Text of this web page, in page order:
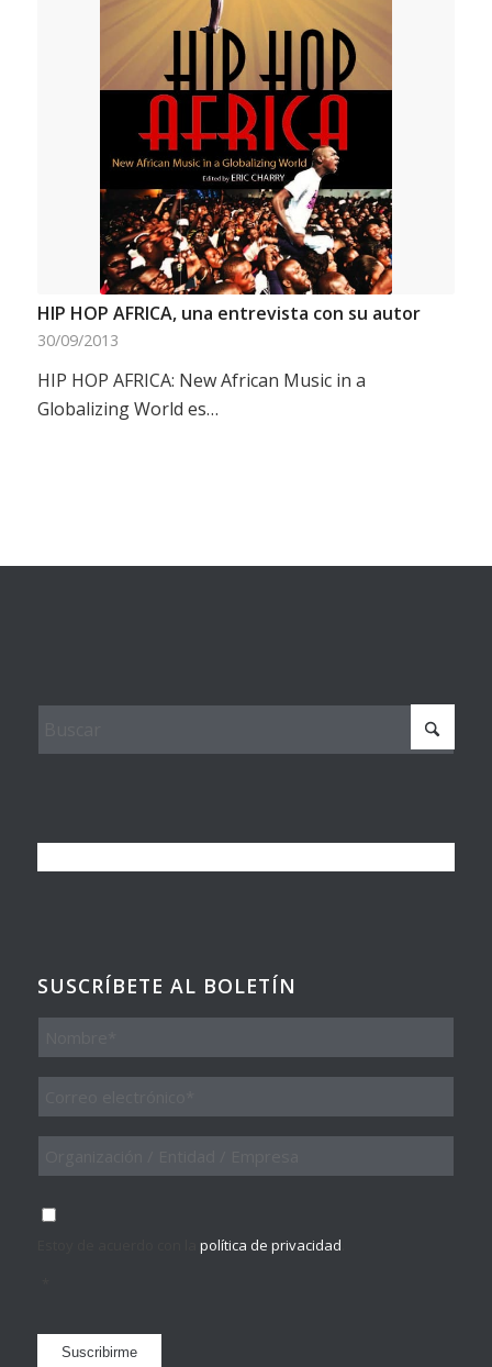
HIP HOP AFRICA, una entrevista con su autor
30/09/2013
HIP HOP AFRICA: New African Music in a
Globalizing World es…
SUSCRÍBETE AL BOLETÍN
Nombre
Entidad
Empresa
Consentimiento
política de privacidad
Suscribirme